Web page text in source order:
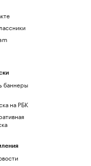
баннеры
на РБК